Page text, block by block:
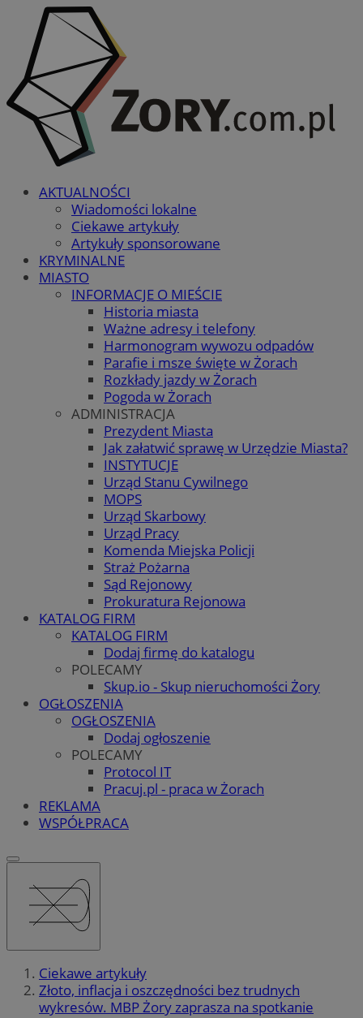
AKTUALNOŚCI
Wiadomości lokalne
Ciekawe artykuły
Artykuły sponsorowane
KRYMINALNE
MIASTO
INFORMACJE O MIEŚCIE
Historia miasta
Ważne adresy i telefony
Harmonogram wywozu odpadów
Parafie i msze święte w Żorach
Rozkłady jazdy w Żorach
Pogoda w Żorach
ADMINISTRACJA
Prezydent Miasta
Jak załatwić sprawę w Urzędzie Miasta?
INSTYTUCJE
Urząd Stanu Cywilnego
MOPS
Urząd Skarbowy
Urząd Pracy
Komenda Miejska Policji
Straż Pożarna
Sąd Rejonowy
Prokuratura Rejonowa
KATALOG FIRM
KATALOG FIRM
Dodaj firmę do katalogu
POLECAMY
Skup.io - Skup nieruchomości Żory
OGŁOSZENIA
OGŁOSZENIA
Dodaj ogłoszenie
POLECAMY
Protocol IT
Pracuj.pl - praca w Żorach
REKLAMA
WSPÓŁPRACA
Ciekawe artykuły
Złoto, inflacja i oszczędności bez trudnych
wykresów. MBP Żory zaprasza na spotkanie